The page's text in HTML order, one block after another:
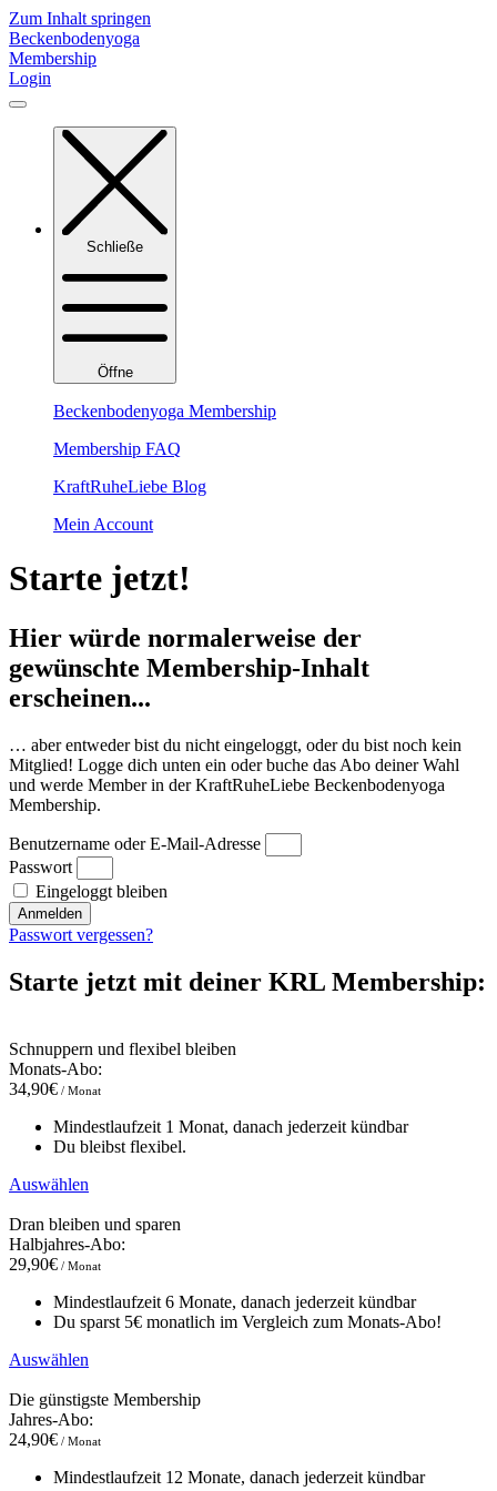
Zum Inhalt springen
Beckenbodenyoga
Membership
Login
Schließe
Öffne
Beckenbodenyoga Membership
Membership FAQ
KraftRuheLiebe Blog
Mein Account
Starte jetzt!
Hier würde normalerweise der
gewünschte Membership-Inhalt
erscheinen...
… aber entweder bist du nicht eingeloggt, oder du bist noch kein
Mitglied! Logge dich unten ein oder buche das Abo deiner Wahl
und werde Member in der KraftRuheLiebe Beckenbodenyoga
Membership.
Benutzername oder E-Mail-Adresse
Passwort
Eingeloggt bleiben
Anmelden
Passwort vergessen?
Starte jetzt mit deiner KRL Membership:
Schnuppern und flexibel bleiben
Monats-Abo:
34,90€ / Monat
Mindestlaufzeit 1 Monat, danach jederzeit kündbar
Du bleibst flexibel.
Auswählen
Dran bleiben und sparen
Halbjahres-Abo:
29,90€ / Monat
Mindestlaufzeit 6 Monate, danach jederzeit kündbar
Du sparst 5€ monatlich im Vergleich zum Monats-Abo!
Auswählen
Die günstigste Membership
Jahres-Abo:
24,90€ / Monat
Mindestlaufzeit 12 Monate, danach jederzeit kündbar